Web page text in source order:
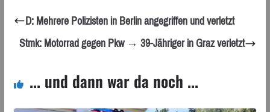
D: Mehrere Polizisten in Berlin angegriffen und verletzt
Stmk: Motorrad gegen Pkw → 39-Jähriger in Graz verletzt
... und dann war da noch ...